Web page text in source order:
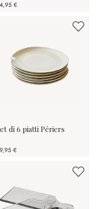
€
di 6 piatti Périers
€